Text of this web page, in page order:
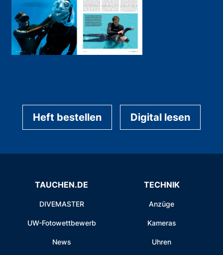
Heft bestellen Digital lesen
TAUCHEN.DE
DIVEMASTER
UW-Fotowettbewerb
News
TECHNIK
Anzüge
Kameras
Uhren